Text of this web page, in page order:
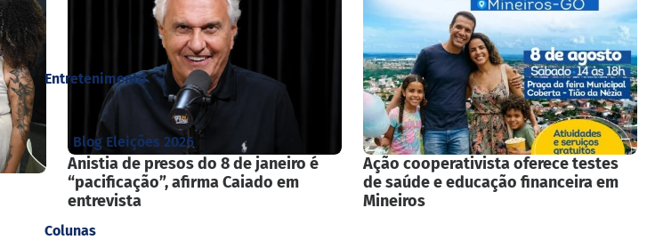
Blog Eleições 2026
Entretenimento
Colunas
Anistia de presos do 8 de janeiro é
“pacificação”, afirma Caiado em
entrevista
Ação cooperativista oferece testes
de saúde e educação financeira em
Mineiros